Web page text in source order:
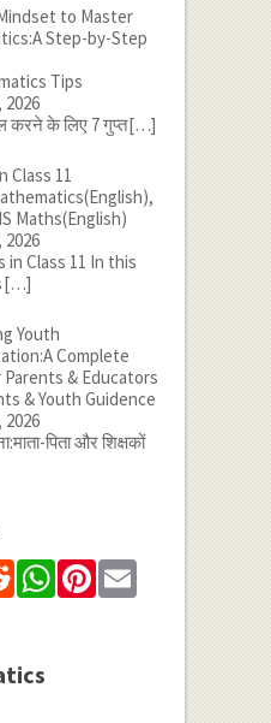
to Master
Step-by-Step
Tips
करने के लिए 7 गुप्त[…]
Class 11
Maths(English)
in Class 11 In this
[…]
Youth
Complete
& Educators
& Youth Guidence
पिता और शिक्षकों
Reddit
WhatsApp
Pinterest
Email